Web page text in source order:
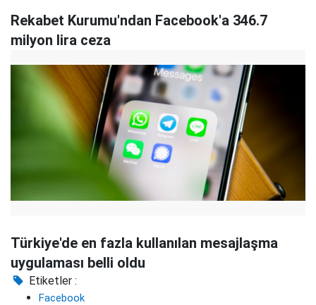
Rekabet Kurumu'ndan Facebook'a 346.7
milyon lira ceza
Türkiye'de en fazla kullanılan mesajlaşma
uygulaması belli oldu
Etiketler :
Facebook